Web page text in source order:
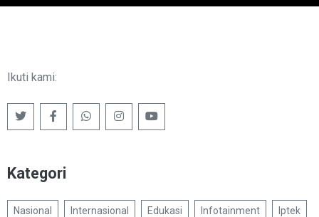
Ikuti kami:
Kategori
Nasional Internasional Edukasi Infotainment Iptek